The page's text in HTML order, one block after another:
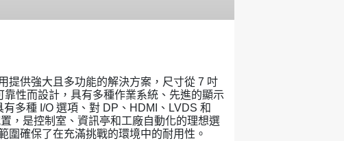
提供強大且多功能的解決方案，尺寸從 7 吋
性而設計，具有多種作業系統、先進的顯示
多種 I/O 選項、對 DP、HDMI、LVDS 和
，是控制室、資訊亭和工廠自動化的理想選
圍確保了在充滿挑戰的環境中的耐用性。